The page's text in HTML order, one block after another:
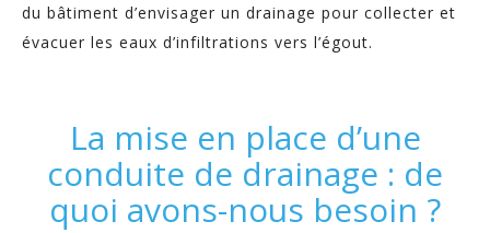
du bâtiment d’envisager un drainage pour collecter et
évacuer les eaux d’infiltrations vers l’égout.
La mise en place d’une
conduite de drainage : de
quoi avons-nous besoin ?